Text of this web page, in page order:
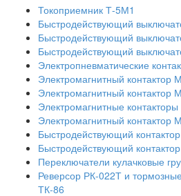
Токоприемник Т-5М1
Быстродействующий
Быстродействующий
Быстродействующий
Электропневматические
Электромагнитный контактор
Электромагнитный контактор
Электромагнитные
Электромагнитный контактор
Быстродействующий
Быстродействующий
Переключатели кулачковые
Реверсор РК-022Т и
ТК-86